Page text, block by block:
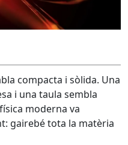
compacta i sòlida. Una
i una taula sembla
moderna va
gairebé tota la matèria